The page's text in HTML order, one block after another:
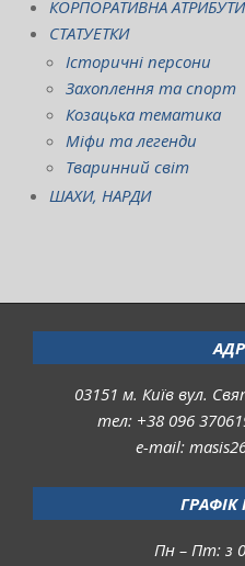
КОРПОРАТИВНА
СТАТУЕТКИ
Історичні персони
Захоплення та спорт
Козацька тематика
Міфи та легенди
Тваринний світ
ШАХИ, НАРДИ
03151 м. Київ вул.
тел: +38 096
e-mail:
Пн – Пт: з